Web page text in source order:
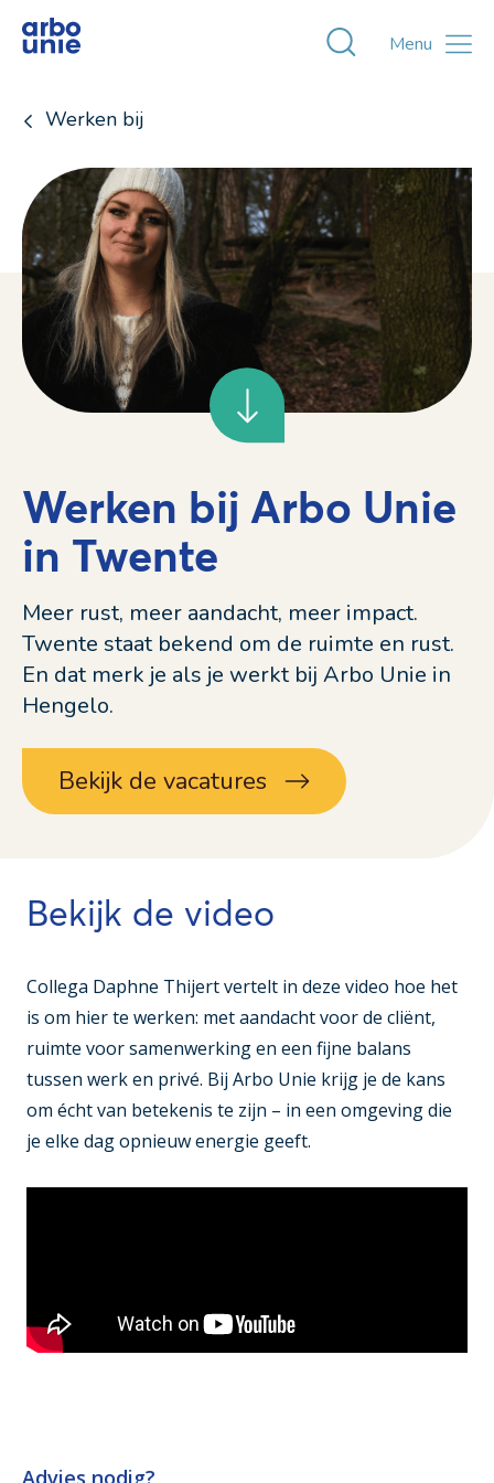
Toggle
Menu
Werken bij
Werken bij Arbo Unie
in Twente
Bekijk de vacatures
Meer rust, meer aandacht, meer impact.
Twente staat bekend om de ruimte en rust.
En dat merk je als je werkt bij Arbo Unie in
Hengelo.
Bekijk de video
Collega Daphne Thijert vertelt in deze video hoe het
is om hier te werken: met aandacht voor de cliënt,
ruimte voor samenwerking en een fijne balans
tussen werk en privé. Bij Arbo Unie krijg je de kans
om écht van betekenis te zijn – in een omgeving die
je elke dag opnieuw energie geeft.